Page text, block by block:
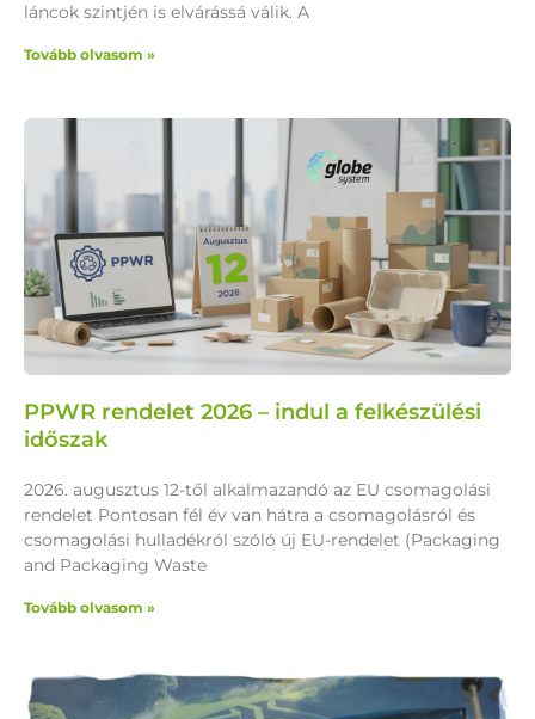
láncok szintjén is elvárássá válik. A
Tovább olvasom »
PPWR rendelet 2026 – indul a felkészülési
időszak
2026. augusztus 12-től alkalmazandó az EU csomagolási
rendelet Pontosan fél év van hátra a csomagolásról és
csomagolási hulladékról szóló új EU-rendelet (Packaging
and Packaging Waste
Tovább olvasom »